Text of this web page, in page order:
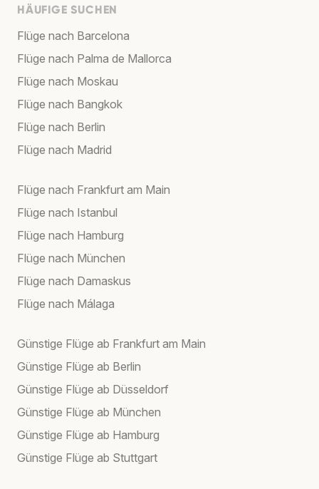
HÄUFIGE SUCHEN
Flüge nach Barcelona
Flüge nach Palma de Mallorca
Flüge nach Moskau
Flüge nach Bangkok
Flüge nach Berlin
Flüge nach Madrid
Flüge nach Frankfurt am Main
Flüge nach Istanbul
Flüge nach Hamburg
Flüge nach München
Flüge nach Damaskus
Flüge nach Málaga
Günstige Flüge ab Frankfurt am Main
Günstige Flüge ab Berlin
Günstige Flüge ab Düsseldorf
Günstige Flüge ab München
Günstige Flüge ab Hamburg
Günstige Flüge ab Stuttgart